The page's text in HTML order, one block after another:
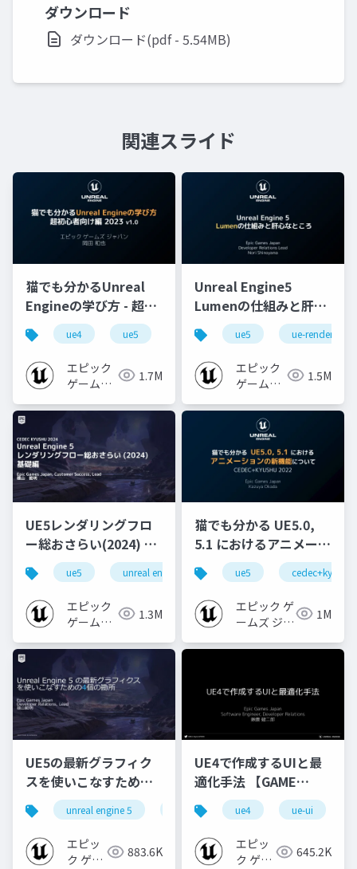
ダウンロード
ダウンロード(pdf - 5.54MB)
関連スライド
猫でも分かるUnreal
Engineの学び方 - 超初
心者向け編 - 2023 v1.0
ue4 ue5 ue-beginner
エピック
ゲームズ
1.7M
Unreal Engine5
Lumenの仕組みと肝心
なところ
ue5 ue-rendering
エピック
ゲームズ
1.5M
UE5レンダリングフロ
ー総おさらい(2024) 基
礎編！
[CEDEC+KYUSHU
2024]
ue5 unreal engine ue-rendering
エピック
ゲームズ
1.3M
猫でも分かる UE5.0,
5.1 におけるアニメーシ
ョンの新機能について
【CEDEC+KYUSHU
2022】
ue5 cedec+kyushu
エピック ゲ
ームズ ジャ
1M
UE5の最新グラフィク
スを使いこなすための4
個の勘所
[CEDEC+KYUSHU
2023]
unreal engine 5 cedec cedec+kyushu
エピッ
ク ゲー
883.6K
UE4で作成するUIと最
適化手法 【GAME
CREATORS
CONFERENCE '20】
ue4 ue-ui
エピッ
ク ゲー
645.2K